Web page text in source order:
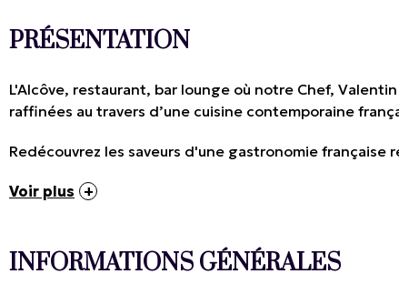
PRÉSENTATION
L'Alcôve, restaurant, bar lounge où notre Chef,
raffinées au travers d’une cuisine contemporaine
Redécouvrez les saveurs d'une gastronomie française
Voir plus
INFORMATIONS GÉNÉRALES